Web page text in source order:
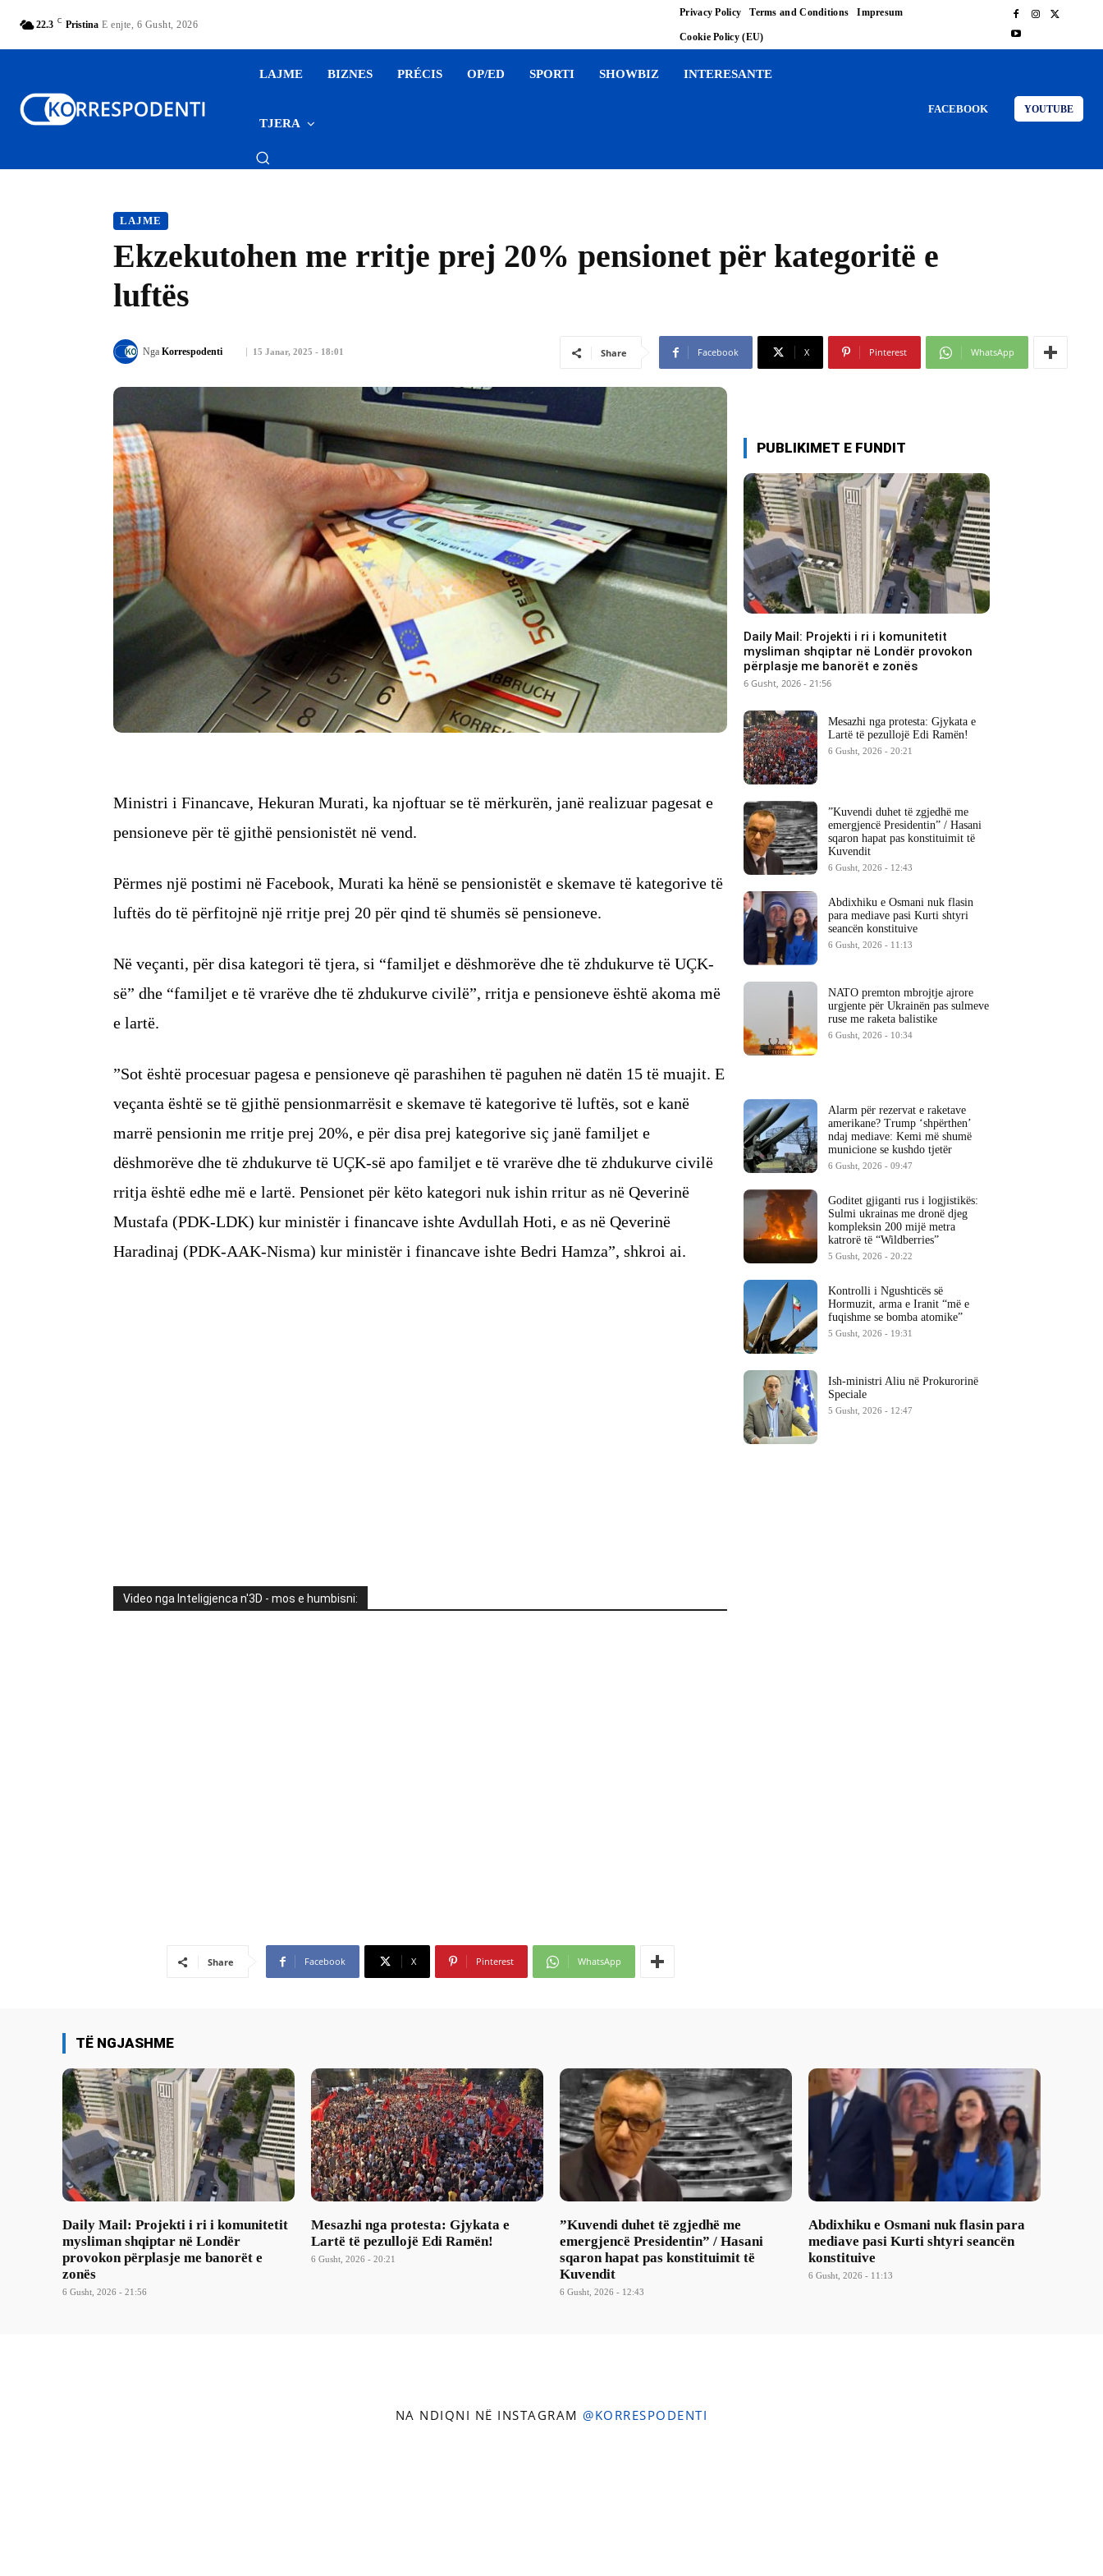
22.3 C Pristina E enjte, 6 Gusht, 2026
Privacy Policy Terms and Conditions Impresum
Cookie Policy (EU)
LAJME BIZNES PRÉCIS OP/ED SPORTI SHOWBIZ INTERESANTE
TJERA
FACEBOOK YOUTUBE
LAJME
Ekzekutohen me rritje prej 20% pensionet për kategoritë e
luftës
15 Janar, 2025 - 18:01
Nga Korrespodenti Share Facebook X Pinterest WhatsApp
Ministri i Financave, Hekuran Murati, ka njoftuar se të mërkurën, janë realizuar pagesat e
pensioneve për të gjithë pensionistët në vend.
Përmes një postimi në Facebook, Murati ka hënë se pensionistët e skemave të kategorive të
luftës do të përfitojnë një rritje prej 20 për qind të shumës së pensioneve.
Në veçanti, për disa kategori të tjera, si “familjet e dëshmorëve dhe të zhdukurve të UÇK-
së” dhe “familjet e të vrarëve dhe të zhdukurve civilë”, rritja e pensioneve është akoma më
e lartë.
”Sot është procesuar pagesa e pensioneve që parashihen të paguhen në datën 15 të muajit. E
veçanta është se të gjithë pensionmarrësit e skemave të kategorive të luftës, sot e kanë
marrë pensionin me rritje prej 20%, e për disa prej kategorive siç janë familjet e
dëshmorëve dhe të zhdukurve të UÇK-së apo familjet e të vrarëve dhe të zhdukurve civilë
rritja është edhe më e lartë. Pensionet për këto kategori nuk ishin rritur as në Qeverinë
Mustafa (PDK-LDK) kur ministër i financave ishte Avdullah Hoti, e as në Qeverinë
Haradinaj (PDK-AAK-Nisma) kur ministër i financave ishte Bedri Hamza”, shkroi ai.
Video nga Inteligjenca n'3D - mos e humbisni:
Share Facebook X Pinterest WhatsApp
PUBLIKIMET E FUNDIT
Daily Mail: Projekti i ri i komunitetit
mysliman shqiptar në Londër provokon
përplasje me banorët e zonës
6 Gusht, 2026 - 21:56
Mesazhi nga protesta: Gjykata e
Lartë të pezullojë Edi Ramën!
6 Gusht, 2026 - 20:21
​”Kuvendi duhet të zgjedhë me
emergjencë Presidentin” / Hasani
sqaron hapat pas konstituimit të
Kuvendit
6 Gusht, 2026 - 12:43
Abdixhiku e Osmani nuk flasin
para mediave pasi Kurti shtyri
seancën konstituive
6 Gusht, 2026 - 11:13
NATO premton mbrojtje ajrore
urgjente për Ukrainën pas sulmeve
ruse me raketa balistike
6 Gusht, 2026 - 10:34
Alarm për rezervat e raketave
amerikane? Trump ‘shpërthen’
ndaj mediave: Kemi më shumë
municione se kushdo tjetër
6 Gusht, 2026 - 09:47
Goditet gjiganti rus i logjistikës:
Sulmi ukrainas me dronë djeg
kompleksin 200 mijë metra
katrorë të “Wildberries”
5 Gusht, 2026 - 20:22
Kontrolli i Ngushticës së
Hormuzit, arma e Iranit “më e
fuqishme se bomba atomike”
5 Gusht, 2026 - 19:31
Ish-ministri ​Aliu në Prokurorinë
Speciale
5 Gusht, 2026 - 12:47
TË NGJASHME
Daily Mail: Projekti i ri i komunitetit
mysliman shqiptar në Londër
provokon përplasje me banorët e
zonës
6 Gusht, 2026 - 21:56
Mesazhi nga protesta: Gjykata e
Lartë të pezullojë Edi Ramën!
6 Gusht, 2026 - 20:21
​”Kuvendi duhet të zgjedhë me
emergjencë Presidentin” / Hasani
sqaron hapat pas konstituimit të
Kuvendit
6 Gusht, 2026 - 12:43
Abdixhiku e Osmani nuk flasin para
mediave pasi Kurti shtyri seancën
konstituive
6 Gusht, 2026 - 11:13
NA NDIQNI NË INSTAGRAM @KORRESPODENTI